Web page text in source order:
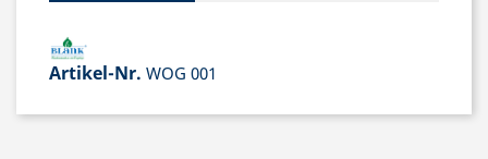
Artikel-Nr. WOG 001